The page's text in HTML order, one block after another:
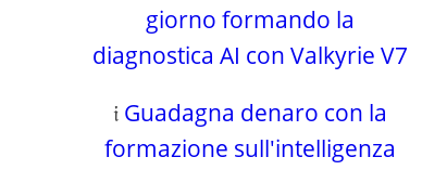
giorno formando la
diagnostica AI con Valkyrie V7
𝔦 Guadagna denaro con la
formazione sull'intelligenza